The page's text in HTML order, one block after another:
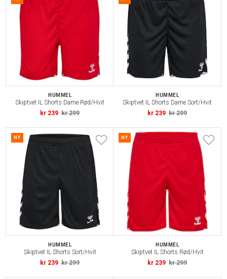
HUMMEL
Skiptvet IL Shorts Dame Rød/Hvit
kr 239 kr 299
HUMMEL
Skiptvet IL Shorts Dame Sort/Hvit
kr 239 kr 299
NY
HUMMEL
Skiptvet IL Shorts Sort/Hvit
kr 239 kr 299
NY
HUMMEL
Skiptvet IL Shorts Rød/Hvit
kr 239 kr 299